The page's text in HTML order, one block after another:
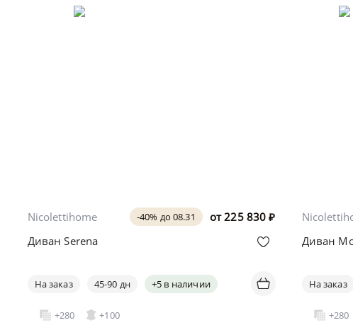
от225 830 ₽
-40% до 08.31
Nicolettihome
Диван Serena
На заказ 45-90 дн +5 в наличии
+280 +100
Диван
На заказ
+280